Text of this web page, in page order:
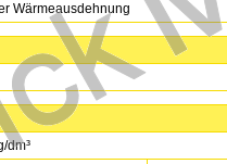
Wärmeausdehnung
dm³